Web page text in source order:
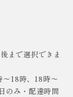
まで選択できま
～18時、18時～
のみ・配達時間